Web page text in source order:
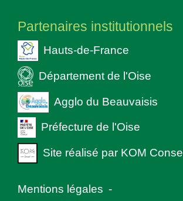
Partenaires institutionnels
Hauts-de-France
Département de l'Oise
Agglo du Beauvaisis
Préfecture de l'Oise
Site réalisé par KOM
Mentions légales -